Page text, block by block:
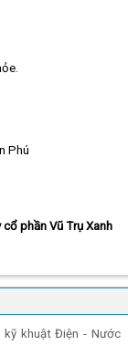
Phú
phần Vũ Trụ Xanh
khuật Điện - Nước